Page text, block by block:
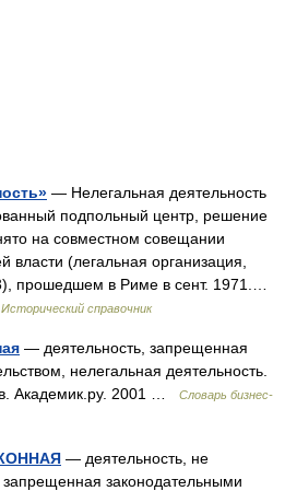
— Нелегальная деятельность
подпольный центр, решение
на совместном совещании
власти (легальная организация,
прошедшем в Риме в сент. 1971.…
справочник
— деятельность, запрещенная
нелегальная деятельность.
Академик.ру. 2001 …
Словарь бизнес-
— деятельность, не
запрещенная законодательными